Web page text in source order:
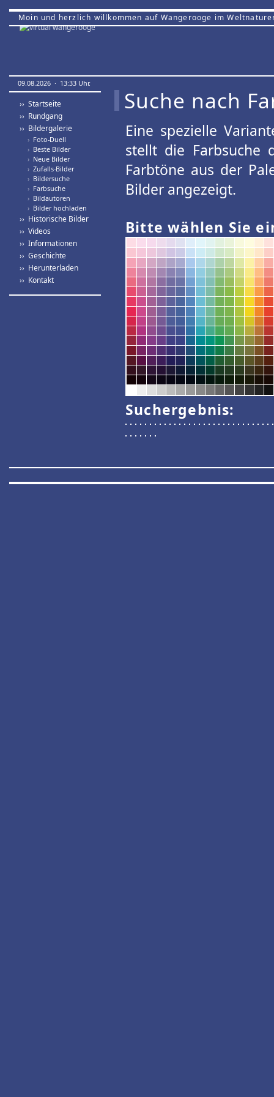
Moin und herzlich willkommen auf Wangerooge im
09.08.2026 · 13:33 Uhr.
›› Startseite
›› Rundgang
›› Bildergalerie
› Foto-Duell
› Beste Bilder
› Neue Bilder
› Zufalls-Bilder
› Bildersuche
› Farbsuche
› Bildautoren
› Bilder hochladen
›› Historische Bilder
›› Videos
›› Informationen
›› Geschichte
›› Herunterladen
›› Kontakt
Suche nach
Eine spezielle
stellt die Farbsuche
Farbtöne aus der
Bilder angezeigt.
Bitte wählen Sie
Suchergebnis: